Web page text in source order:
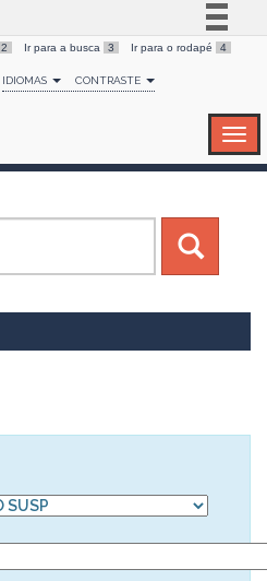
Simplifique!
Comunica BR
Canais
2 Ir para a busca 3 Ir para o rodapé 4
IDIOMAS CONTRASTE